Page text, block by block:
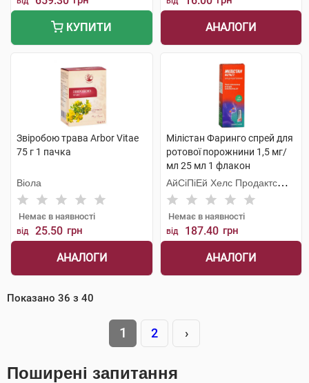
КУПИТИ АНАЛОГИ
Звіробою трава Arbor Vitae
75 г 1 пачка
Віола
Немає в наявності
від 25.50 грн
АНАЛОГИ
Мілістан Фаринго спрей для
ротової порожнини 1,5 мг/
мл 25 мл 1 флакон
АйСіПіЕй Хелс Продактc
Лімітед
Немає в наявності
від 187.40 грн
АНАЛОГИ
Показано 36 з 40
1 2 ›
Поширені запитання